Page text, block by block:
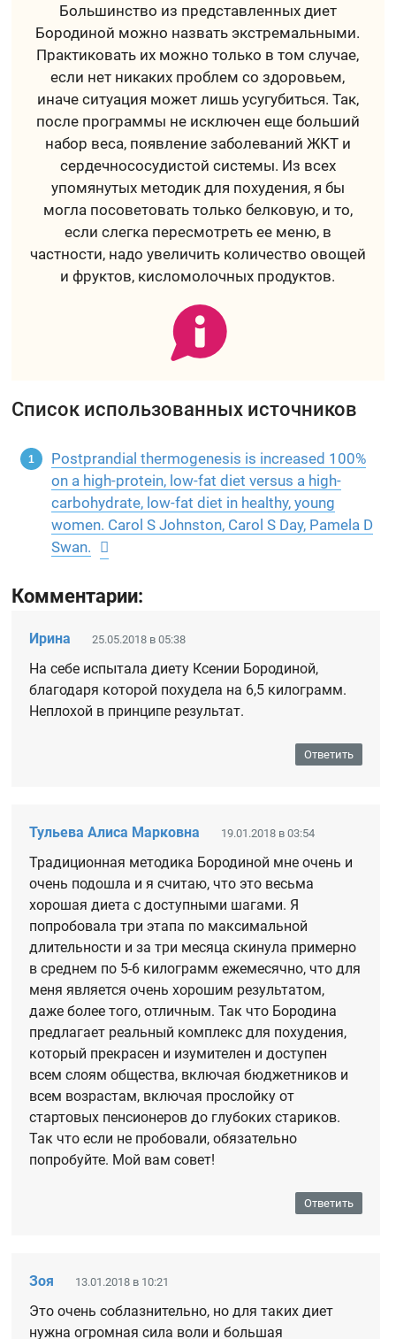
Большинство из представленных диет
Бородиной можно назвать экстремальными.
Практиковать их можно только в том случае,
если нет никаких проблем со здоровьем,
иначе ситуация может лишь усугубиться. Так,
после программы не исключен еще больший
набор веса, появление заболеваний ЖКТ и
сердечнососудистой системы. Из всех
упомянутых методик для похудения, я бы
могла посоветовать только белковую, и то,
если слегка пересмотреть ее меню, в
частности, надо увеличить количество овощей
и фруктов, кисломолочных продуктов.
Список использованных источников
Postprandial thermogenesis is increased 100%
on a high-protein, low-fat diet versus a high-
carbohydrate, low-fat diet in healthy, young
women. Carol S Johnston, Carol S Day, Pamela D
Swan.
Комментарии:
Ирина 25.05.2018 в 05:38
На себе испытала диету Ксении Бородиной,
благодаря которой похудела на 6,5 килограмм.
Неплохой в принципе результат.
Ответить
Тульева Алиса Марковна 19.01.2018 в 03:54
Традиционная методика Бородиной мне очень и
очень подошла и я считаю, что это весьма
хорошая диета с доступными шагами. Я
попробовала три этапа по максимальной
длительности и за три месяца скинула примерно
в среднем по 5-6 килограмм ежемесячно, что для
меня является очень хорошим результатом,
даже более того, отличным. Так что Бородина
предлагает реальный комплекс для похудения,
который прекрасен и изумителен и доступен
всем слоям общества, включая бюджетников и
всем возрастам, включая прослойку от
стартовых пенсионеров до глубоких стариков.
Так что если не пробовали, обязательно
попробуйте. Мой вам совет!
Ответить
Зоя 13.01.2018 в 10:21
Это очень соблазнительно, но для таких диет
нужна огромная сила воли и большая